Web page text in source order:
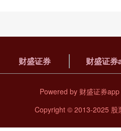
财盛证券 财盛证
Powered by 财盛证券app
Copyright © 2013-2025 股